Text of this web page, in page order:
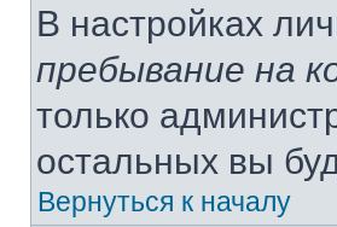
В настройках
пребывание на
только
остальных вы
Вернуться к началу